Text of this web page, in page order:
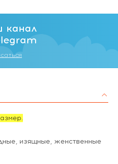
канал
изящные, женственные